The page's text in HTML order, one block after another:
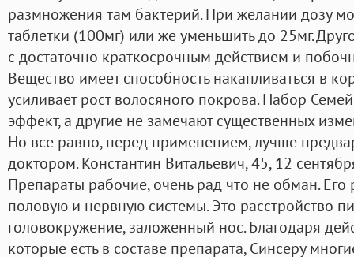
размножения там бактерий. При желании дозу
таблетки (100мг) или же уменьшить до 25мг.
с достаточно краткосрочным действием и
Вещество имеет способность накапливаться в
усиливает рост волосяного покрова. Набор
эффект, а другие не замечают существенных
Но все равно, перед применением, лучше
доктором. Константин Витальевич, 45, 12
Препараты рабочие, очень рад что не обман. Его
половую и нервную системы. Это расстройство
головокружение, заложенный нос. Благодаря
которые есть в составе препарата, Синсеру